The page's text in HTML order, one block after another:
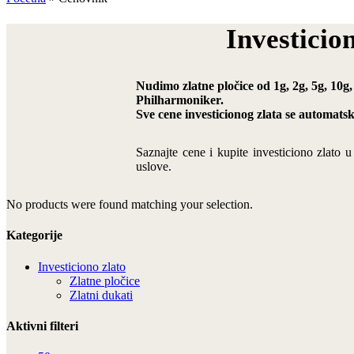
Nudimo zlatne pločice od 1g, 2g, 5g,
Philharmoniker.
Sve cene investicionog zlata se
Saznajte cene i kupite investiciono zlato
uslove.
No products were found matching your selection.
Kategorije
Investiciono zlato
Zlatne pločice
Zlatni dukati
Aktivni filteri